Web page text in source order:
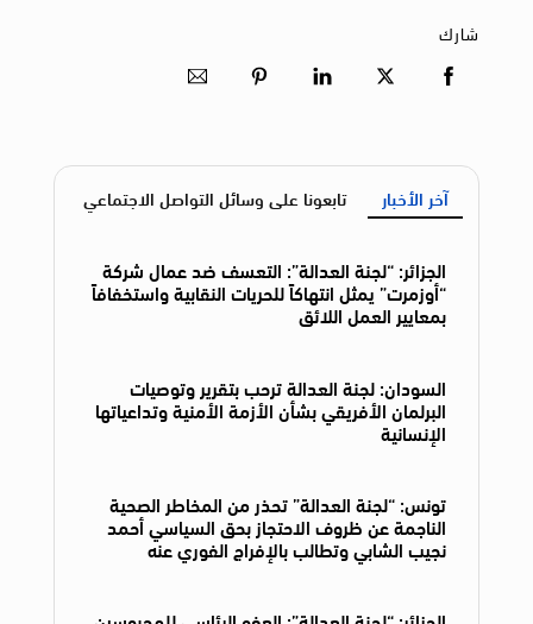
شارك
آخر الأخبار تابعونا على وسائل التواصل الاجتماعي
الجزائر: “لجنة العدالة”: التعسف ضد عمال شركة
“أوزمرت” يمثل انتهاكاً للحريات النقابية واستخفافاً
بمعايير العمل اللائق
السودان: لجنة العدالة ترحب بتقرير وتوصيات
البرلمان الأفريقي بشأن الأزمة الأمنية وتداعياتها
الإنسانية
تونس: “لجنة العدالة” تحذر من المخاطر الصحية
الناجمة عن ظروف الاحتجاز بحق السياسي أحمد
نجيب الشابي وتطالب بالإفراج الفوري عنه